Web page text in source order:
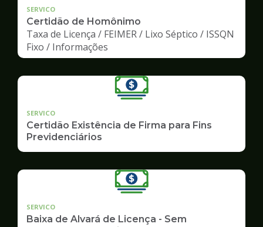
SERVICO
Certidão de Homônimo
Taxa de Licença / FEIMER / Lixo Séptico / ISSQN
Fixo / Informações
SERVICO
Certidão Existência de Firma para Fins
Previdenciários
SERVICO
Baixa de Alvará de Licença - Sem